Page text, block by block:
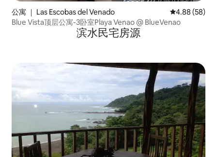
公寓 ｜ Las Escobas del Venado 平均评分 4.88
4.88 (58)
Blue Vista顶层公寓-3卧室Playa Venao @ BlueVenao
滨水民宅房源